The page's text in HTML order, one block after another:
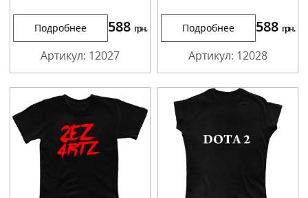
Подробнее 588 грн.
Артикул: 12027
Подробнее 588 грн.
Артикул: 12028